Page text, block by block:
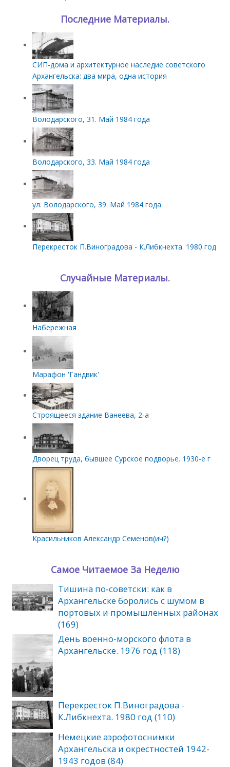
Последние Материалы.
СИП‑дома и архитектурное наследие советского
Архангельска: два мира, одна история
Володарского, 31. Май 1984 года
Володарского, 33. Май 1984 года
ул. Володарского, 39. Май 1984 года
Перекресток П.Виноградова - К.Либкнехта. 1980 год
Случайные Материалы.
Набережная
Марафон 'Гандвик'
Строящееся здание Ванеева, 2-а
Дворец труда, бывшее Сурское подворье. 1930-е г
Красильников Александр Семенов(ич?)
Самое Читаемое За Неделю
Тишина по‑советски: как в
Архангельске боролись с шумом в
портовых и промышленных районах
(169)
День военно-морского флота в
Архангельске. 1976 год (118)
Перекресток П.Виноградова -
К.Либкнехта. 1980 год (110)
Немецкие аэрофотоснимки
Архангельска и окрестностей 1942-
1943 годов (84)